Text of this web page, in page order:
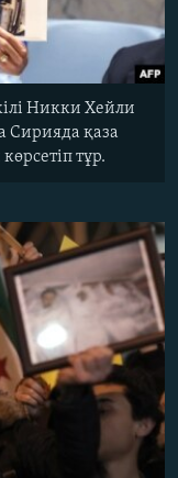
Никки Хейли
Сирияда қаза
тұр.